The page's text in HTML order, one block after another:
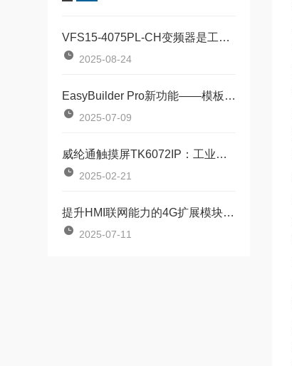
VFS15-4075PL-CH变频器是工业驱动领域的全能选手
2025-08-24
EasyBuilder Pro新功能——模板元件，HMI轻量化编程
2025-07-09
威纶通触摸屏TK6072IP：工业控制的得力助手
2025-02-21
提升HMI联网能力的4G扩展模块M01
2025-07-11